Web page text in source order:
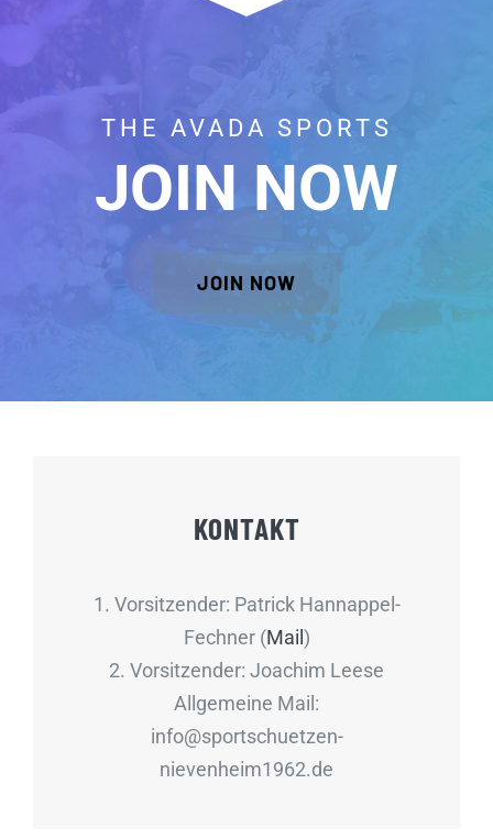
THE AVADA SPORTS
JOIN NOW
JOIN NOW
KONTAKT
1. Vorsitzender: Patrick Hannappel-
Fechner (Mail )
2. Vorsitzender: Joachim Leese
Allgemeine Mail:
info@sportschuetzen-
nievenheim1962.de